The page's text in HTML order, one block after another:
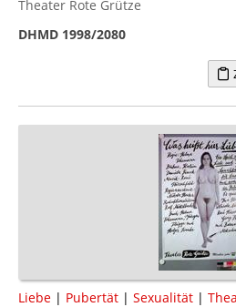
Theater Rote Grütze
DHMD 1998/2080
Liebe | Pubertät | Sexualität |